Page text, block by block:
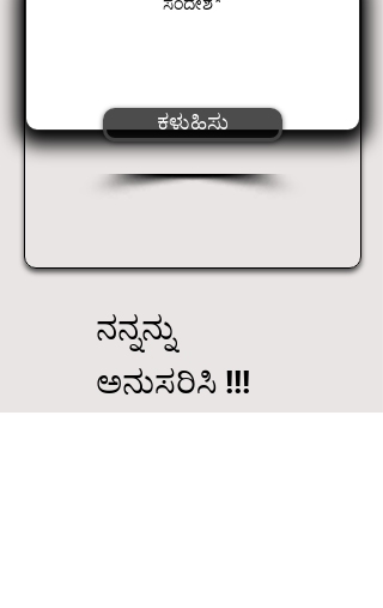
ಕಳುಹಿಸು
ನನ್ನನ್ನು
ಅನುಸರಿಸಿ !!!